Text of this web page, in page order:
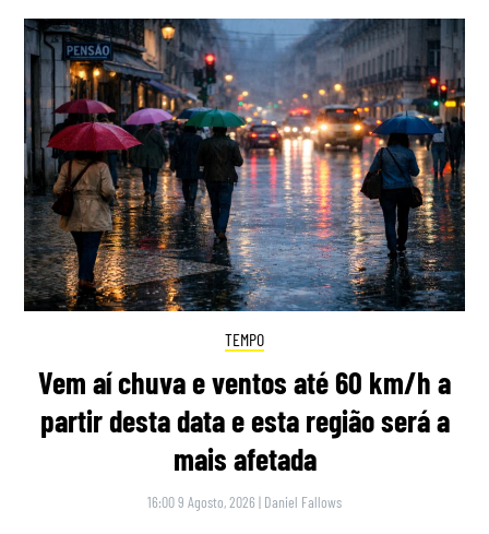
TEMPO
Vem aí chuva e ventos até 60 km/h a
partir desta data e esta região será a
mais afetada
16:00 9 Agosto, 2026 | Daniel Fallows